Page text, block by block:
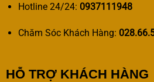
Hotline 24/24: 0937111948
Chăm Sóc Khách Hàng:
HỖ TRỢ KHÁCH HÀNG